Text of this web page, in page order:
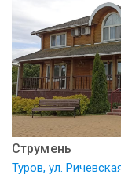
Струмень
Туров, ул.